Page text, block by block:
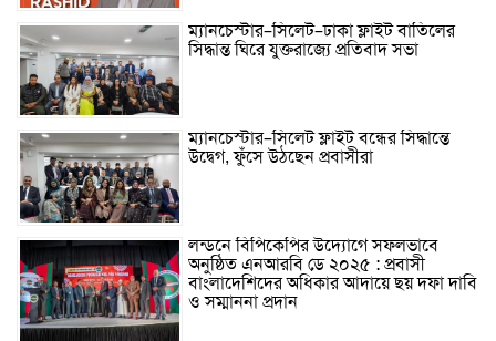
ম্যানচেস্টার–সিলেট–ঢাকা ফ্লাইট বাতিলের
সিদ্ধান্ত ঘিরে যুক্তরাজ্যে প্রতিবাদ সভা
ম্যানচেস্টার–সিলেট ফ্লাইট বন্ধের সিদ্ধান্তে
উদ্বেগ, ফুঁসে উঠছেন প্রবাসীরা
লন্ডনে বিপিকেপির উদ্যোগে সফলভাবে
অনুষ্ঠিত এনআরবি ডে ২০২৫ : প্রবাসী
বাংলাদেশিদের অধিকার আদায়ে ছয় দফা দাবি
ও সম্মাননা প্রদান